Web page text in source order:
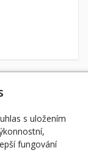
s uložením
fungování